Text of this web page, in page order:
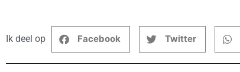
Ik deel op Facebook Twitter